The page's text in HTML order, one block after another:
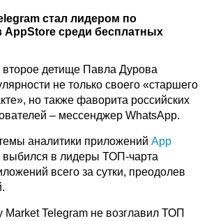
стал лидером по
AppStore среди бесплатных
детище Павла Дурова
не только своего «старшего
но также фаворита российских
– мессенджер WhatsApp.
аналитики приложенийApp
выбился в лидеры ТОП-чарта
всего за сутки, преодолев
Market Telegram не возглавил ТОП